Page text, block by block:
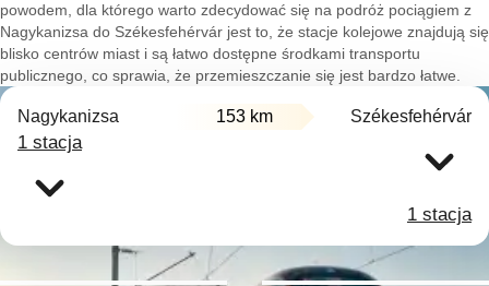
powodem, dla którego warto zdecydować się na podróż pociągiem z
Nagykanizsa do Székesfehérvár jest to, że stacje kolejowe znajdują się
blisko centrów miast i są łatwo dostępne środkami transportu
publicznego, co sprawia, że przemieszczanie się jest bardzo łatwe.
Nagykanizsa 153 km Székesfehérvár
1 stacja
1 stacja